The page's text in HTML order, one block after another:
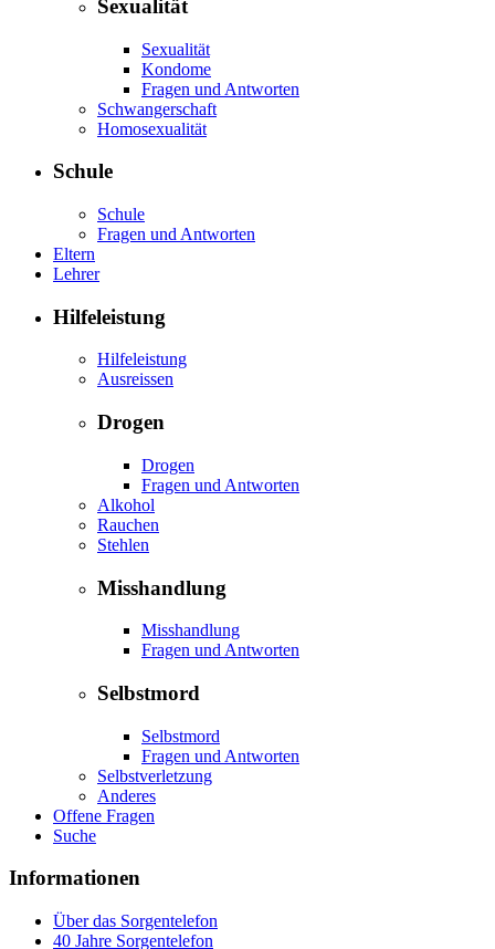
Sexualität
Sexualität
Kondome
Fragen und Antworten
Schwangerschaft
Homosexualität
Schule
Schule
Fragen und Antworten
Eltern
Lehrer
Hilfeleistung
Hilfeleistung
Ausreissen
Drogen
Drogen
Fragen und Antworten
Alkohol
Rauchen
Stehlen
Misshandlung
Misshandlung
Fragen und Antworten
Selbstmord
Selbstmord
Fragen und Antworten
Selbstverletzung
Anderes
Offene Fragen
Suche
Informationen
Über das Sorgentelefon
40 Jahre Sorgentelefon